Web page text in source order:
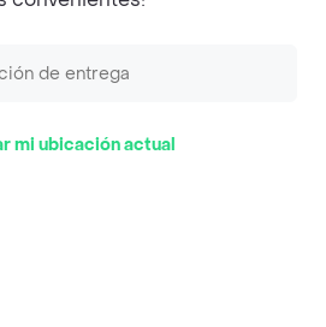
de Restaurantes
países
mi ubicación actual